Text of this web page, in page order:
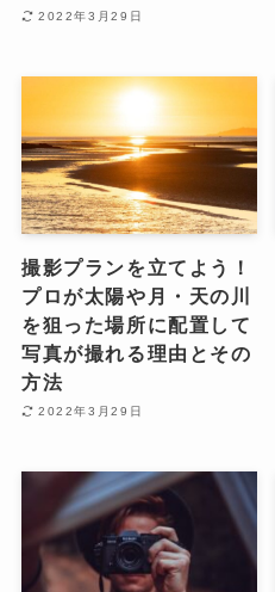
2022年3月29日
撮影プランを立てよう！
プロが太陽や月・天の川
を狙った場所に配置して
写真が撮れる理由とその
方法
2022年3月29日